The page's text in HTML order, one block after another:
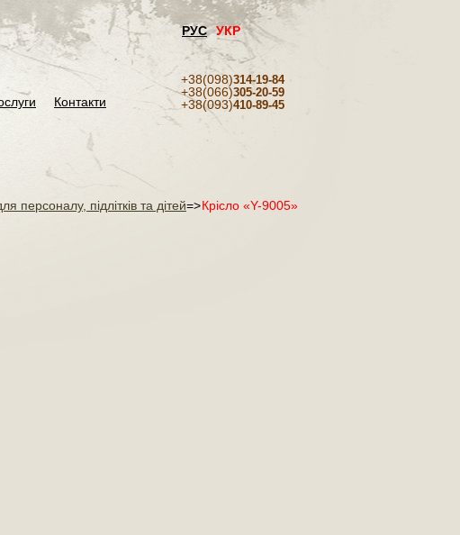
РУС УКР
Контакти
+38(098)314-19-84
+38(066)305-20-59
+38(093)410-89-45
персоналу, підлітків та дітей=>Крісло «Y-9005»